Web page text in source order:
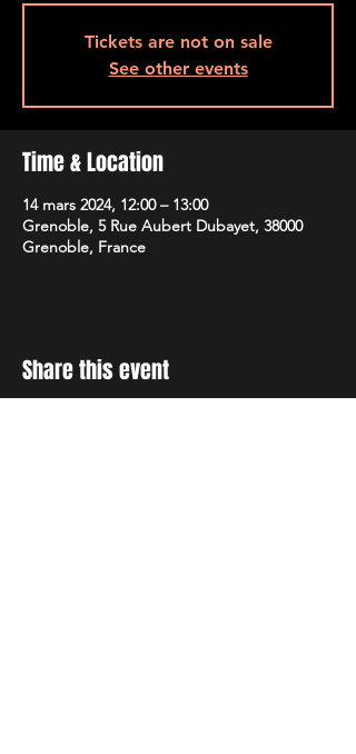
Tickets are not on sale
See other events
Time & Location
14 mars 2024, 12:00 – 13:00
Grenoble, 5 Rue Aubert Dubayet, 38000
Grenoble, France
Share this event